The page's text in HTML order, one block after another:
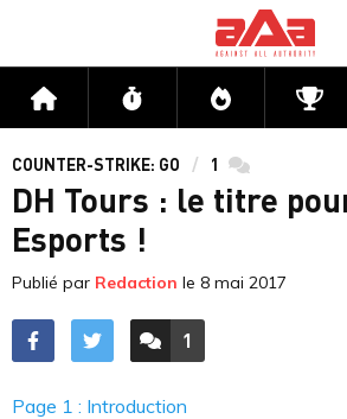
Accueil Flux Directs
COUNTER-STRIKE: GO 1 commentaires
DH Tours : le titre
Esports !
Publié par Redaction le 8 mai 2017
ACCÉDER AUX
1
COMMENTAIRES
Page 1 : Introduction